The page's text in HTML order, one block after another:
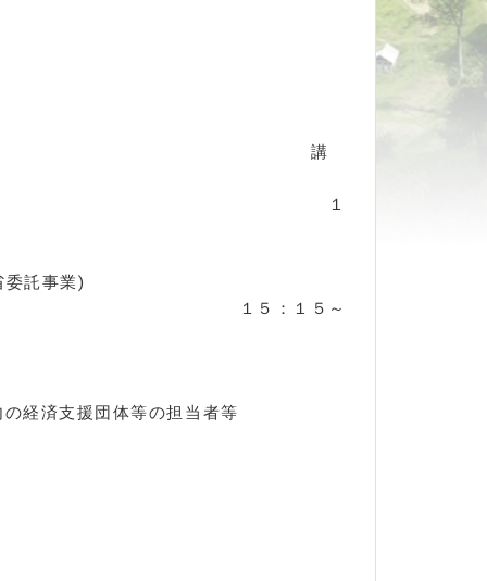
講
託事業)
５～
経済支援団体等の担当者等